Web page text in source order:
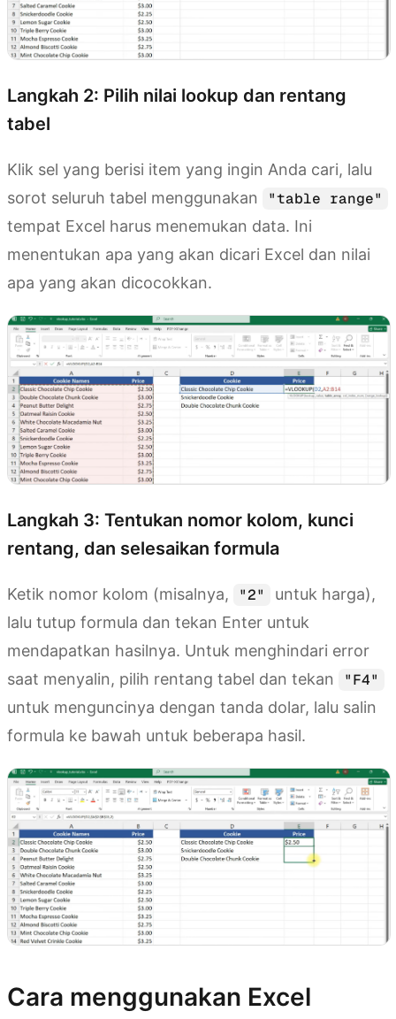
Langkah 2: Pilih nilai lookup dan rentang
tabel
Klik sel yang berisi item yang ingin Anda cari, lalu
sorot seluruh tabel menggunakan
"table range"
tempat Excel harus menemukan data. Ini
menentukan apa yang akan dicari Excel dan nilai
apa yang akan dicocokkan.
Langkah 3: Tentukan nomor kolom, kunci
rentang, dan selesaikan formula
Ketik nomor kolom (misalnya, "2"
untuk harga),
lalu tutup formula dan tekan Enter untuk
mendapatkan hasilnya. Untuk menghindari error
saat menyalin, pilih rentang tabel dan tekan
"F4"
untuk menguncinya dengan tanda dolar, lalu salin
formula ke bawah untuk beberapa hasil.
Cara menggunakan Excel